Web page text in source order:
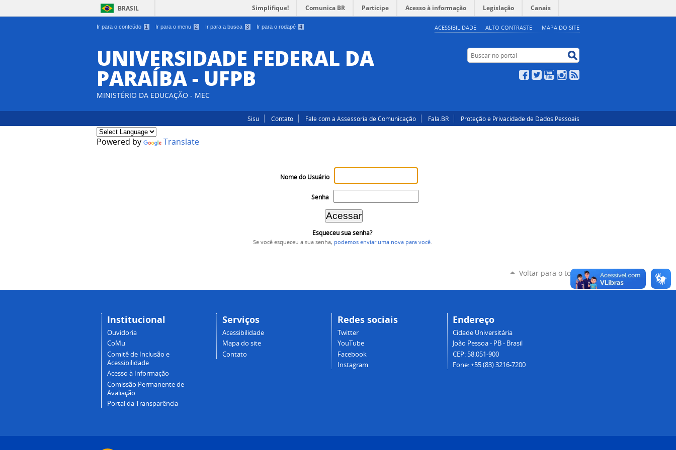
Ir para o conteúdo 1 Ir para o menu 2 Ir para a busca 3 Ir para o rodapé 4 ACESSIBILIDADE ALTO CONTRASTE MAPA DO SITE
BRASIL Simplifique! Comunica BR Participe Acesso à informação Legislação Canais
UNIVERSIDADE FEDERAL DA
PARAÍBA - UFPB
MINISTÉRIO DA EDUCAÇÃO - MEC
Buscar no portal
Facebook
TwitterYouTubeInstagram
Sisu Contato Fale com a Assessoria de Comunicação Fala.BR Proteção e Privacidade de Dados Pessoais
Powered by Translate
Nome do Usuário
Senha
Esqueceu sua senha?
Se você esqueceu a sua senha, podemos enviar uma nova para você.
Voltar para o topo
Institucional
Ouvidoria
CoMu
Comitê de Inclusão e
Acessibilidade
Acesso à Informação
Comissão Permanente de
Avaliação
Portal da Transparência
Serviços
Acessibilidade
Mapa do site
Contato
Redes sociais
Twitter
YouTube
Facebook
Instagram
Endereço
Cidade Universitária
João Pessoa - PB - Brasil
CEP: 58.051-900
Fone: +55 (83) 3216-7200